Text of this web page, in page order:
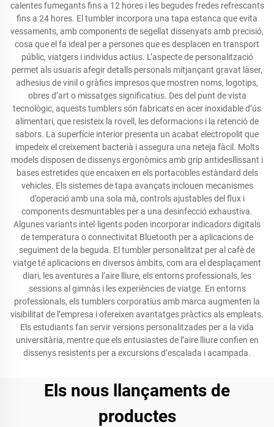
calentes fumegants fins a 12 hores i les begudes fredes refrescants
fins a 24 hores. El tumbler incorpora una tapa estanca que evita
vessaments, amb components de segellat dissenyats amb precisió,
cosa que el fa ideal per a persones que es desplacen en transport
públic, viatgers i individus actius. L’aspecte de personalització
permet als usuaris afegir detalls personals mitjançant gravat làser,
adhesius de vinil o gràfics impresos que mostren noms, logotips,
obres d’art o missatges significatius. Des del punt de vista
tecnològic, aquests tumblers són fabricats en acer inoxidable d’ús
alimentari, que resisteix la rovell, les deformacions i la retenció de
sabors. La superfície interior presenta un acabat electropolit que
impedeix el creixement bacterià i assegura una neteja fàcil. Molts
models disposen de dissenys ergonòmics amb grip antidesllissant i
bases estretides que encaixen en els portacobles estàndard dels
vehicles. Els sistemes de tapa avançats inclouen mecanismes
d’operació amb una sola mà, controls ajustables del flux i
components desmuntables per a una desinfecció exhaustiva.
Algunes variants intel·ligents poden incorporar indicadors digitals
de temperatura o connectivitat Bluetooth per a aplicacions de
seguiment de la beguda. El tumbler personalitzat per al cafè de
viatge té aplicacions en diversos àmbits, com ara el desplaçament
diari, les aventures a l’aire lliure, els entorns professionals, les
sessions al gimnàs i les experiències de viatge. En entorns
professionals, els tumblers corporatius amb marca augmenten la
visibilitat de l’empresa i ofereixen avantatges pràctics als empleats.
Els estudiants fan servir versions personalitzades per a la vida
universitària, mentre que els entusiastes de l’aire lliure confien en
dissenys resistents per a excursions d’escalada i acampada.
Els nous llançaments de
productes